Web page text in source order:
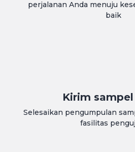
perjalanan Anda menuju
baik
Kirim
Selesaikan pengumpulan
fasilitas